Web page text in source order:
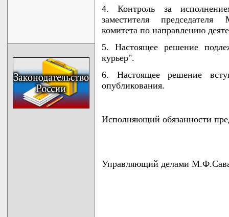
4. Контроль за
заместителя председателя
комитета по направлению
5. Настоящее решение
курьер".
6. Настоящее решение
опубликования.
Исполняющий обязанности
Управляющий делами